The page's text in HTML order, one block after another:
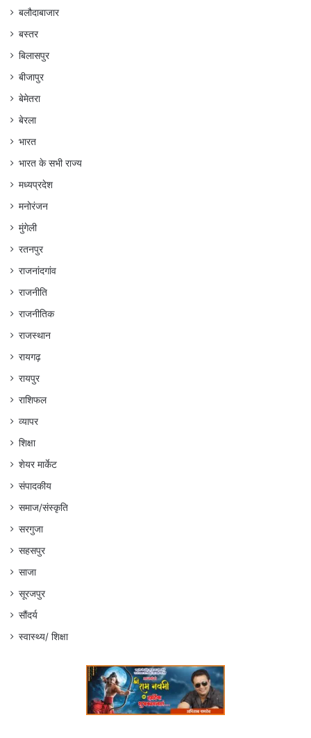
बलौदाबाजार
बस्तर
बिलासपुर
बीजापुर
बेमेतरा
बेरला
भारत
भारत के सभी राज्य
मध्यप्रदेश
मनोरंजन
मुंगेली
रतनपुर
राजनांदगांव
राजनीति
राजनीतिक
राजस्थान
रायगढ़
रायपुर
राशिफल
व्यापर
शिक्षा
शेयर मार्केट
संपादकीय
समाज/संस्कृति
सरगुजा
सहसपुर
साजा
सूरजपुर
सौंदर्य
स्वास्थ्य/ शिक्षा